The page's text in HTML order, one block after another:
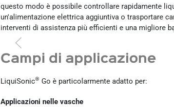
questo modo è possibile controllare rapidamente
un'alimentazione elettrica aggiuntiva o trasportare
interventi di assistenza più efficienti e una migliore
Campi di applicazione
LiquiSonic® Go è particolarmente adatto per:
Applicazioni nelle vasche